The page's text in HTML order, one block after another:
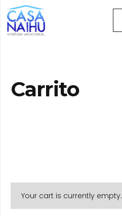
Carrito
Your cart is currently empty.